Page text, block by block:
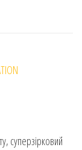
суперзірковий